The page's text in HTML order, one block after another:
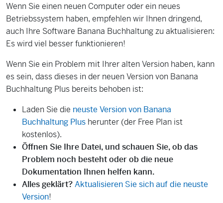
Wenn Sie einen neuen Computer oder ein neues
Betriebssystem haben, empfehlen wir Ihnen dringend,
auch Ihre Software Banana Buchhaltung zu aktualisieren:
Es wird viel besser funktionieren!
Wenn Sie ein Problem mit Ihrer alten Version haben, kann
es sein, dass dieses in der neuen Version von Banana
Buchhaltung Plus bereits behoben ist:
Laden Sie die neuste Version von Banana
Buchhaltung Plus herunter (der Free Plan ist
kostenlos).
Öffnen Sie Ihre Datei, und schauen Sie, ob das
Problem noch besteht oder ob die neue
Dokumentation Ihnen helfen kann.
Alles geklärt?Aktualisieren Sie sich auf die neuste
Version!